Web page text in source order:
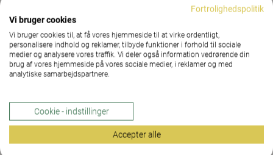
EFTERNAVN*
FIRMA/ORGANISATION/SKOLE*
Fortrolighedspolitik
Vi bruger cookies
Vi bruger cookies til, at få vores hjemmeside til at virke ordentligt,
personalisere indhold og reklamer, tilbyde funktioner i forhold til sociale
medier og analysere vores traffik. Vi deler også information vedrørende din
brug af vores hjemmeside på vores sociale medier, i reklamer og med
analytiske samarbejdspartnere.
Cookie - indstillinger
Accepter alle